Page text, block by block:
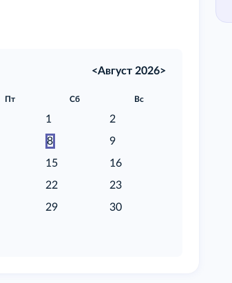
<Август 2026>
Пт Сб Вс
1
2
8
9
15
16
22
23
29
30